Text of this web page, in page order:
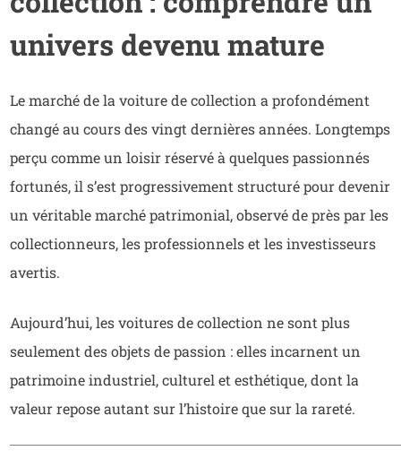
univers devenu mature
Le marché de la voiture de collection a profondément
changé au cours des vingt dernières années. Longtemps
perçu comme un loisir réservé à quelques passionnés
fortunés, il s’est progressivement structuré pour devenir
un véritable marché patrimonial, observé de près par les
collectionneurs, les professionnels et les investisseurs
avertis.
Aujourd’hui, les voitures de collection ne sont plus
seulement des objets de passion : elles incarnent un
patrimoine industriel, culturel et esthétique, dont la
valeur repose autant sur l’histoire que sur la rareté.